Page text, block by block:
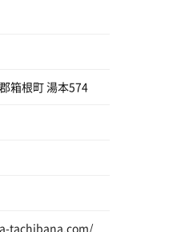
箱根町 湯本574
tachibana.com/